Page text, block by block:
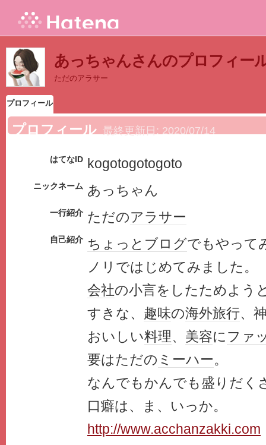
あっちゃんさんのプロフィー
ただのアラサー
プロフィール
プロフィール 最終更新日: 2020/07/14
はてなID kogotogotogoto
ニックネーム あっちゃん
一行紹介 ただのアラサー
自己紹介 ちょっと ブログでもやって
ノリではじめてみました。
会社の小言をしたためよう
すきな、 趣味の海外旅行、
おいしい料理、 美容にファ
要はただの ミーハー。
なんでもかんでも盛りだく
口癖は、ま、いっか。
http://www.acchanzakki.com